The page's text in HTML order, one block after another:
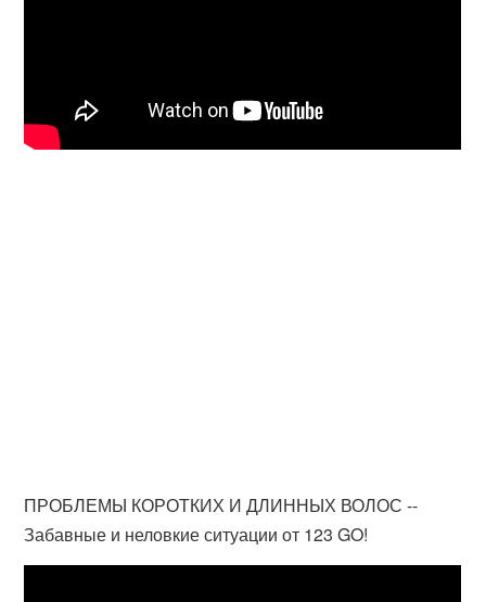
ПРОБЛЕМЫ КОРОТКИХ И ДЛИННЫХ ВОЛОС --
Забавные и неловкие ситуации от 123 GO!